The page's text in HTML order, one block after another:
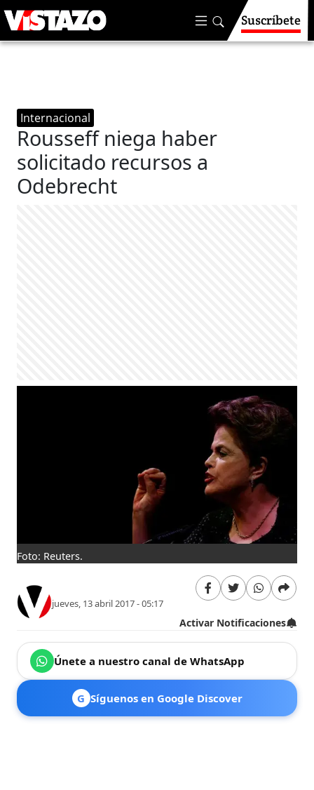
Suscríbete
Internacional
Rousseff niega haber
solicitado recursos a
Odebrecht
Foto: Reuters.
jueves, 13 abril 2017 - 05:17
Activar Notificaciones
Únete a nuestro canal de WhatsApp
G Síguenos en Google Discover